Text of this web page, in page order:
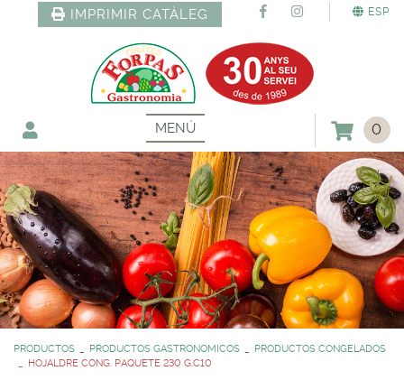
ESP
IMPRIMIR CATÀLEG
MENÚ 0
PRODUCTOS PRODUCTOS GASTRONOMICOS
PRODUCTOS CONGELADOS
HOJALDRE CONG. PAQUETE 230 G.C10